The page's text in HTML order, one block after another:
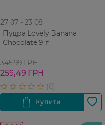
27 07 - 23 08
Пудра Lovely Banana
Chocolate 9 г
345,99 ГРН
259,49 ГРН